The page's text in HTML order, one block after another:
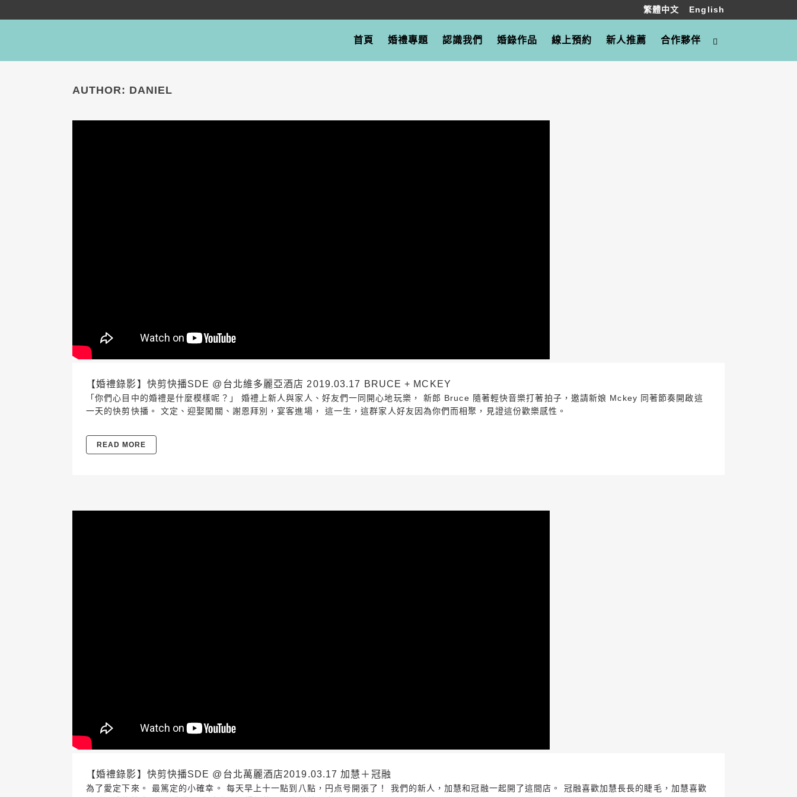
繁體中文 English
首頁 婚禮專題 認識我們 婚錄作品 線上預約 新人推薦 合作夥伴
AUTHOR: DANIEL
【婚禮錄影】快剪快播SDE @台北維多麗亞酒店 2019.03.17 BRUCE + MCKEY
「你們心目中的婚禮是什麼模樣呢？」 婚禮上新人與家人、好友們一同開心地玩樂， 新郎 Bruce 隨著輕快音樂打著拍子，邀請新娘 Mckey 同著節奏開啟這
一天的快剪快播。 文定、迎娶闖關、謝恩拜別，宴客進場， 這一生，這群家人好友因為你們而相聚，見證這份歡樂感性。
READ MORE
【婚禮錄影】快剪快播SDE @台北萬麗酒店2019.03.17 加慧＋冠融
為了愛定下來。 最篤定的小確幸。 每天早上十一點到八點，円点号開張了！ 我們的新人，加慧和冠融一起開了這間店。 冠融喜歡加慧長長的睫毛，加慧喜歡